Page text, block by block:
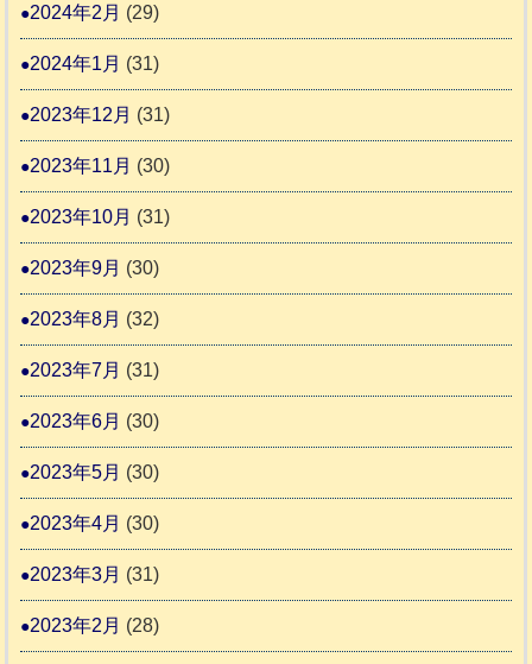
2024年2月 (29)
2024年1月 (31)
2023年12月 (31)
2023年11月 (30)
2023年10月 (31)
2023年9月 (30)
2023年8月 (32)
2023年7月 (31)
2023年6月 (30)
2023年5月 (30)
2023年4月 (30)
2023年3月 (31)
2023年2月 (28)